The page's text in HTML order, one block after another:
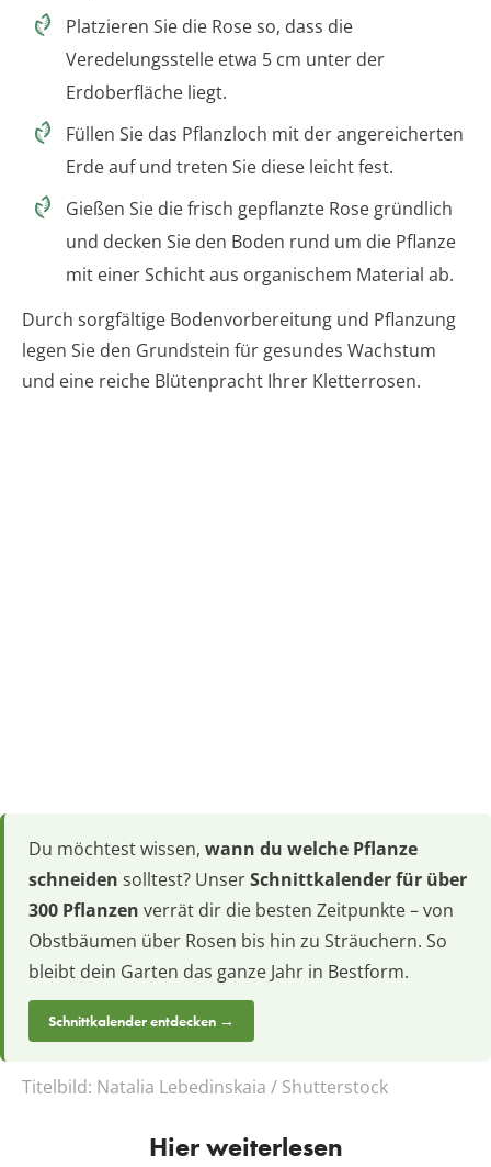
Platzieren Sie die Rose so, dass die
Veredelungsstelle etwa 5 cm unter der
Erdoberfläche liegt.
Füllen Sie das Pflanzloch mit der angereicherten
Erde auf und treten Sie diese leicht fest.
Gießen Sie die frisch gepflanzte Rose gründlich
und decken Sie den Boden rund um die Pflanze
mit einer Schicht aus organischem Material ab.
Durch sorgfältige Bodenvorbereitung und Pflanzung
legen Sie den Grundstein für gesundes Wachstum
und eine reiche Blütenpracht Ihrer Kletterrosen.
Du möchtest wissen, wann du welche Pflanze
schneiden solltest? UnserSchnittkalender für über
300 Pflanzen verrät dir die besten Zeitpunkte – von
Obstbäumen über Rosen bis hin zu Sträuchern. So
bleibt dein Garten das ganze Jahr in Bestform.
Schnittkalender entdecken →
Titelbild: Natalia Lebedinskaia / Shutterstock
Hier weiterlesen